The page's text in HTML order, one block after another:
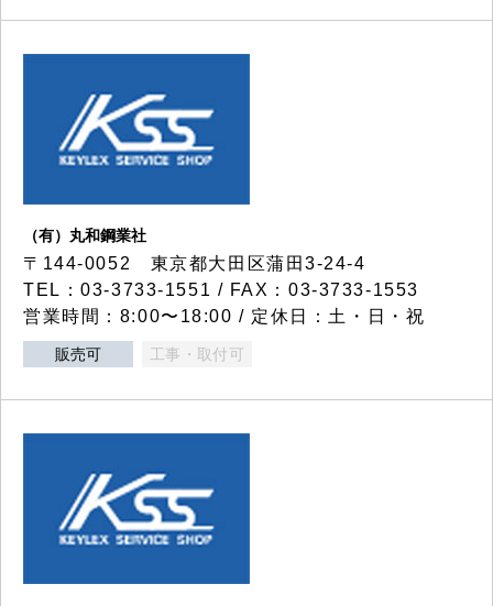
（有）丸和鋼業社
〒144-0052 東京都大田区蒲田3-24-4
TEL：03-3733-1551 / FAX：03-3733-1553
営業時間：8:00〜18:00 / 定休日：土・日・祝
販売可 工事・取付可